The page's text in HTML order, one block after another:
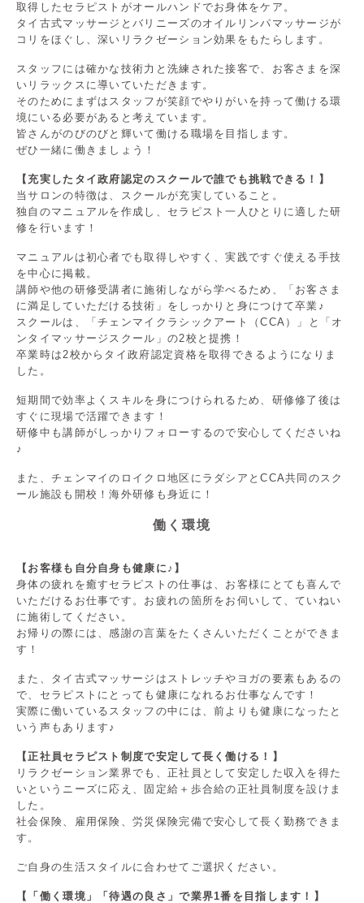
取得したセラピストがオールハンドでお身体をケア。
タイ古式マッサージとバリニーズのオイルリンパマッサージが
コリをほぐし、深いリラクゼーション効果をもたらします。
スタッフには確かな技術力と洗練された接客で、お客さまを深
いリラックスに導いていただきます。
そのためにまずはスタッフが笑顔でやりがいを持って働ける環
境にいる必要があると考えています。
皆さんがのびのびと輝いて働ける職場を目指します。
ぜひ一緒に働きましょう！
【充実したタイ政府認定のスクールで誰でも挑戦できる！】
当サロンの特徴は、スクールが充実していること。
独自のマニュアルを作成し、セラピスト一人ひとりに適した研
修を行います！
マニュアルは初心者でも取得しやすく、実践ですぐ使える手技
を中心に掲載。
講師や他の研修受講者に施術しながら学べるため、「お客さま
に満足していただける技術」をしっかりと身につけて卒業♪
スクールは、「チェンマイクラシックアート（CCA）」と「オ
ンタイマッサージスクール」の2校と提携！
卒業時は2校からタイ政府認定資格を取得できるようになりま
した。
短期間で効率よくスキルを身につけられるため、研修修了後は
すぐに現場で活躍できます！
研修中も講師がしっかりフォローするので安心してくださいね
♪
また、チェンマイのロイクロ地区にラダシアとCCA共同のスク
ール施設も開校！海外研修も身近に！
働く環境
【お客様も自分自身も健康に♪】
身体の疲れを癒すセラピストの仕事は、お客様にとても喜んで
いただけるお仕事です。お疲れの箇所をお伺いして、ていねい
に施術してください。
お帰りの際には、感謝の言葉をたくさんいただくことができま
す！
また、タイ古式マッサージはストレッチやヨガの要素もあるの
で、セラピストにとっても健康になれるお仕事なんです！
実際に働いているスタッフの中には、前よりも健康になったと
いう声もあります♪
【正社員セラピスト制度で安定して長く働ける！】
リラクゼーション業界でも、正社員として安定した収入を得た
いというニーズに応え、固定給＋歩合給の正社員制度を設けま
した。
社会保険、雇用保険、労災保険完備で安心して長く勤務できま
す。
ご自身の生活スタイルに合わせてご選択ください。
【「働く環境」「待遇の良さ」で業界1番を目指します！】